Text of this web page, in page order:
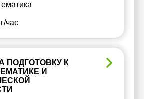
час
ПОДГОТОВКУ К
И